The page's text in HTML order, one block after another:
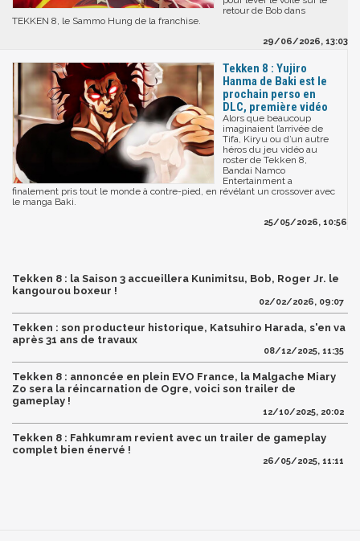
retour de Bob dans
TEKKEN 8, le Sammo Hung de la franchise.
29/06/2026, 13:03
Tekken 8 : Yujiro
Hanma de Baki est le
prochain perso en
DLC, première vidéo
Alors que beaucoup
imaginaient l’arrivée de
Tifa, Kiryu ou d’un autre
héros du jeu vidéo au
roster de Tekken 8,
Bandai Namco
Entertainment a
finalement pris tout le monde à contre-pied, en révélant un crossover avec
le manga Baki.
25/05/2026, 10:56
Tekken 8 : la Saison 3 accueillera Kunimitsu, Bob, Roger Jr. le
kangourou boxeur !
02/02/2026, 09:07
Tekken : son producteur historique, Katsuhiro Harada, s'en va
après 31 ans de travaux
08/12/2025, 11:35
Tekken 8 : annoncée en plein EVO France, la Malgache Miary
Zo sera la réincarnation de Ogre, voici son trailer de
gameplay !
12/10/2025, 20:02
Tekken 8 : Fahkumram revient avec un trailer de gameplay
complet bien énervé !
26/05/2025, 11:11